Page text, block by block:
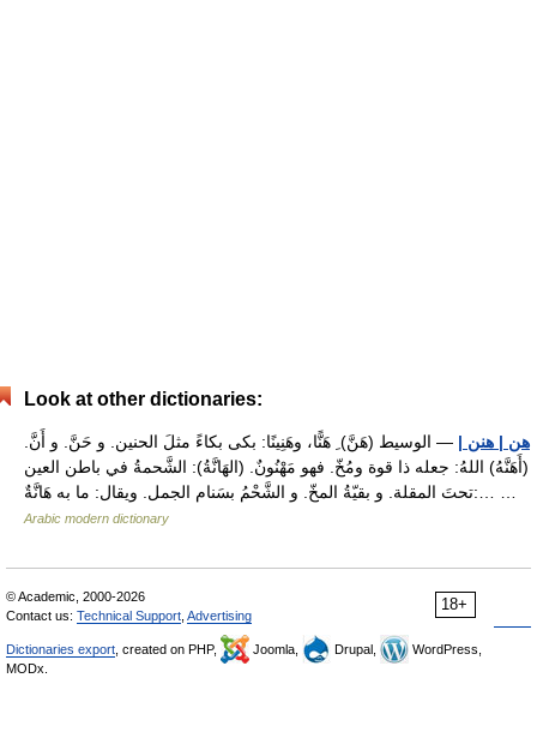
Look at other dictionaries:
هن | هنن | — الوسيط (هَنَّ) ِ هَنًّا، وهَنِينًا: بكى بكاءً مثلَ الحنين. و حَنَّ. و أَنَّ.
(أَهَنَّهُ) اللهُ: جعله ذا قوة ومُخّ. فهو مَهْنُونٌ. (الهَانَّةُ): الشَّحمةُ في باطن العين
تحتَ المقلة. و بقيّةُ المخّ. و الشَّحْمُ بسَنام الجمل. ويقال: ما به هَانَّةٌ:… …
Arabic modern dictionary
18+
© Academic, 2000-2026
Contact us: Technical Support Advertising
Dictionaries export , created on PHP, Joomla, Drupal,
WordPress,
MODx.